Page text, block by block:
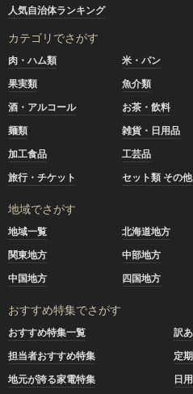
人気自治体ランキング
カテゴリでさがす
肉・ハム類 米・パン
果実類
魚介類
酒・アルコール
お茶・飲料
麺類
雑貨・日用品
加工食品
工芸品
旅行・チケット
セット類 その他
地域でさがす
地域一覧 北海道地方
関東地方
中部地方
中国地方
四国地方
おすすめ特集でさがす
おすすめ特集一覧
訳
担当者おすすめ特集
定
地元が誇る家電特集
日